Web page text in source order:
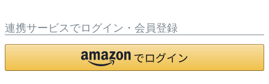
連携サービスでログイン・会員登録